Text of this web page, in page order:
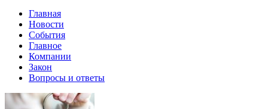
Главная
Новости
События
Главное
Компании
Закон
Вопросы и ответы